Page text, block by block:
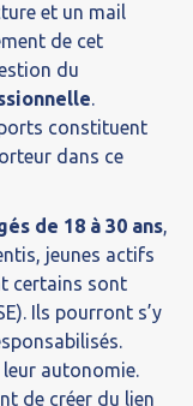
et un mail
de cet
du
.
constituent
dans ce
de 18 à 30 ans,
jeunes actifs
certains sont
Ils pourront s’y
autonomie.
de créer du lien